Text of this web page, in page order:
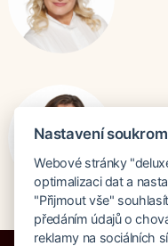
Nastavení
Webové stránky
optimalizaci dat a
"Přijmout vše"
předáním údajů o
reklamy na sociálních